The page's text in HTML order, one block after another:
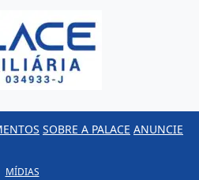
SOBRE A PALACE ANUNCIE
MÍDIAS